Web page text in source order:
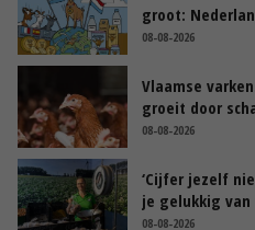
groot:
08-08-2026
Vlaamse
groeit door
08-08-2026
‘Cijfer jezelf
je gelukkig van
08-08-2026